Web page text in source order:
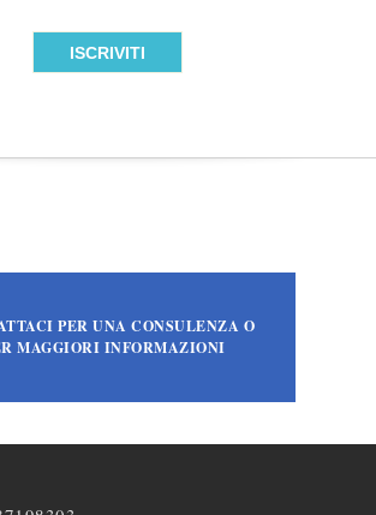
PER UNA CONSULENZA O
MAGGIORI INFORMAZIONI